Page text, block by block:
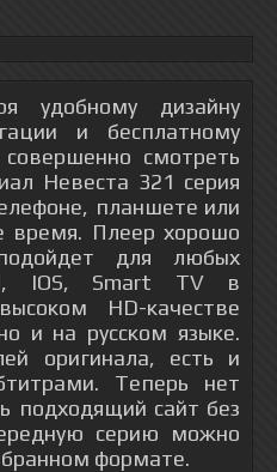
удобному дизайну
и бесплатному
смотреть
Невеста 321 серия
планшете или
время. Плеер хорошо
для любых
IOS, Smart TV в
HD-качестве
и на русском языке.
оригинала, есть и
Теперь нет
подходящий сайт без
серию можно
формате.